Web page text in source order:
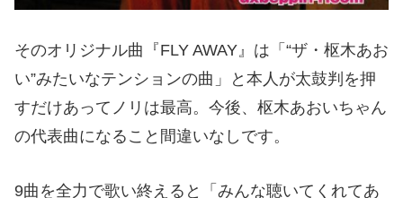
そのオリジナル曲『FLY AWAY』は「 “ザ・枢木あお
い”みたいなテンションの曲」と本人が太鼓判を押
すだけあってノリは最高。今後、枢木あおいちゃん
の代表曲になること間違いなしです。
9曲を全力で歌い終えると「みんな聴いてくれてあ